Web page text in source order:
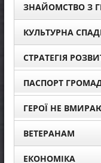
ЗНАЙОМСТВО З
КУЛЬТУРНА
СТРАТЕГІЯ
ПАСПОРТ
ГЕРОЇ НЕ
ВЕТЕРАНАМ
ЕКОНОМІКА